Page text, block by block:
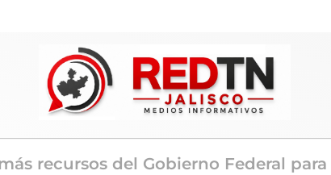
recursos del Gobierno Federal